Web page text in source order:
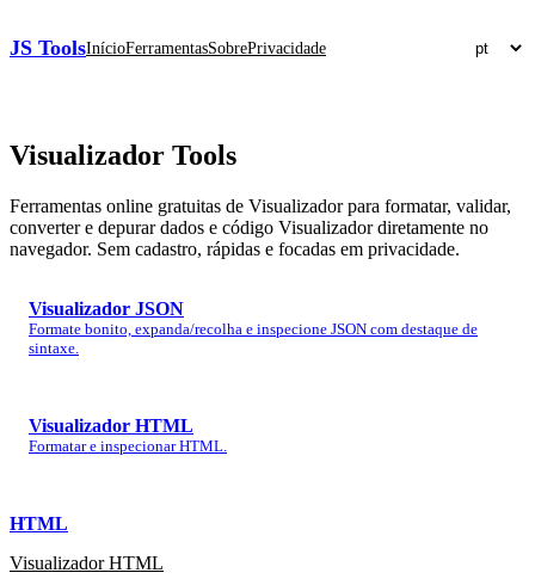
JS ToolsInícioFerramentasSobrePrivacidade
Visualizador Tools
Ferramentas online gratuitas de Visualizador para formatar, validar,
converter e depurar dados e código Visualizador diretamente no
navegador. Sem cadastro, rápidas e focadas em privacidade.
Visualizador JSON
Formate bonito, expanda/recolha e inspecione JSON com destaque de
sintaxe.
Visualizador HTML
Formatar e inspecionar HTML.
HTML
Visualizador HTML